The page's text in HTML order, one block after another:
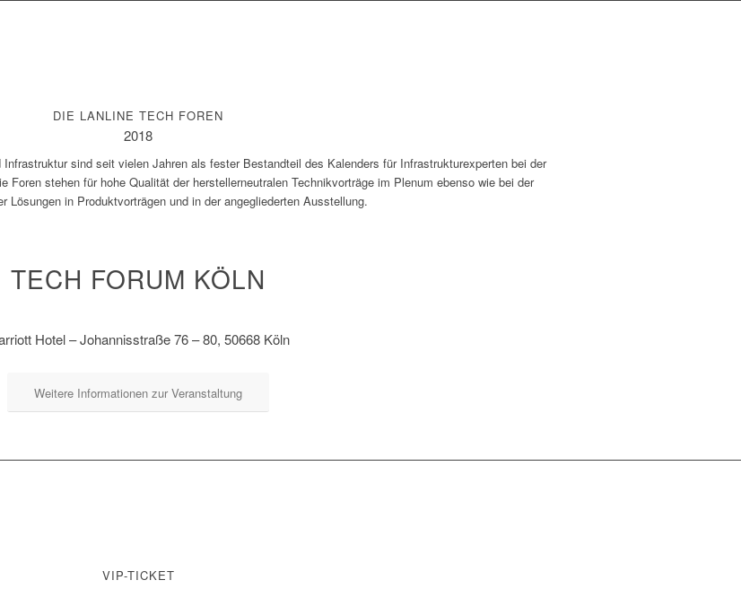
DIE LANLINE TECH FOREN
2018
sind seit vielen Jahren als fester Bestandteil des Kalenders für Infrastrukturexperten bei der
Foren stehen für hohe Qualität der herstellerneutralen Technikvorträge im Plenum ebenso wie bei der
Lösungen in Produktvorträgen und in der angegliederten Ausstellung.
TECH FORUM KÖLN
Hotel – Johannisstraße 76 – 80, 50668 Köln
Weitere Informationen zur Veranstaltung
VIP-TICKET